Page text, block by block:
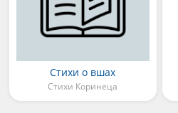
Стихи о вшах
Стихи Коринеца